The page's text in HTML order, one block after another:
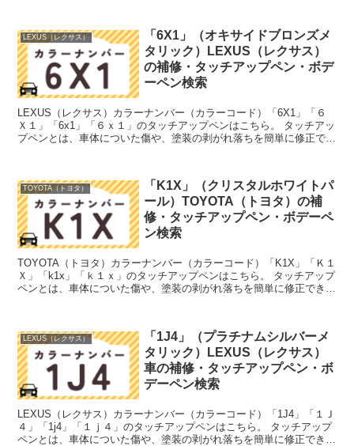
LEXUS（レクサス）
「6X1」（オキサイドブロンズメ
タリック）LEXUS（レクサス）
の補修・タッチアップペン・ボデ
ーペン検索
LEXUS（レクサス）カラーナンバー（カラーコード）「6X1」「６
Ｘ１」「6x1」「６ｘ１」のタッチアップペンはこちら。 タッチアッ
プペンとは、車体についた傷や、塗装の剥がれ落ちを簡単に修正でき
TOYOTA（トヨタ）
「K1X」（クリスタルホワイトパ
ール）TOYOTA（トヨタ）の補
修・タッチアップペン・ボデーペ
ン検索
TOYOTA（トヨタ）カラーナンバー（カラーコード）「K1X」「Ｋ１
Ｘ」「k1x」「ｋ１ｘ」のタッチアップペンはこちら。 タッチアップ
ペンとは、車体についた傷や、塗装の剥がれ落ちを簡単に修正できる
LEXUS（レクサス）
「1J4」（プラチナムシルバーメ
タリック）LEXUS（レクサス）
車の補修・タッチアップペン・ボ
デーペン検索
LEXUS（レクサス）カラーナンバー（カラーコード）「1J4」「１Ｊ
４」「1j4」「１ｊ４」のタッチアップペンはこちら。 タッチアップ
ペンとは、車体についた傷や、塗装の剥がれ落ちを簡単に修正できる